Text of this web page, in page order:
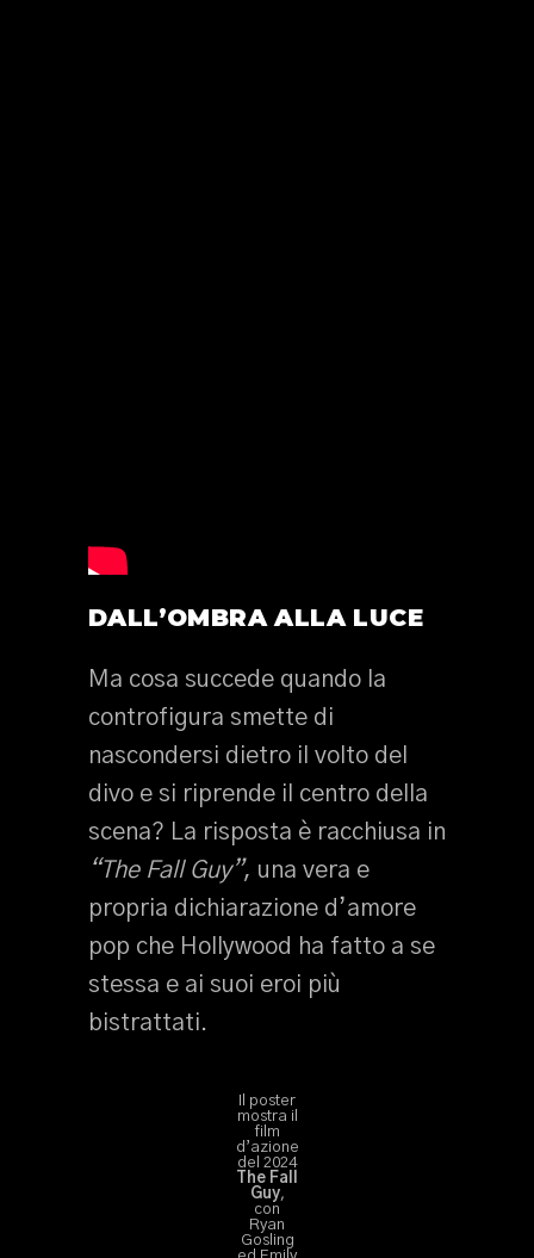
DALL’OMBRA ALLA LUCE
Ma cosa succede quando la
controfigura smette di
nascondersi dietro il volto del
divo e si riprende il centro della
scena? La risposta è racchiusa in
“The Fall Guy”, una vera e
propria dichiarazione d’amore
pop che Hollywood ha fatto a se
stessa e ai suoi eroi più
bistrattati.
Il poster
mostra il
film
d’azione
del 2024
The Fall
Guy,
con
Ryan
Gosling